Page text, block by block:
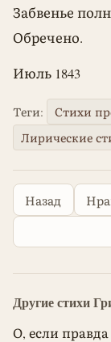
Забвенье
Обречено.
Июль 1843
Теги: Стихи
Лирические
Назад
Другие стихи
О, если